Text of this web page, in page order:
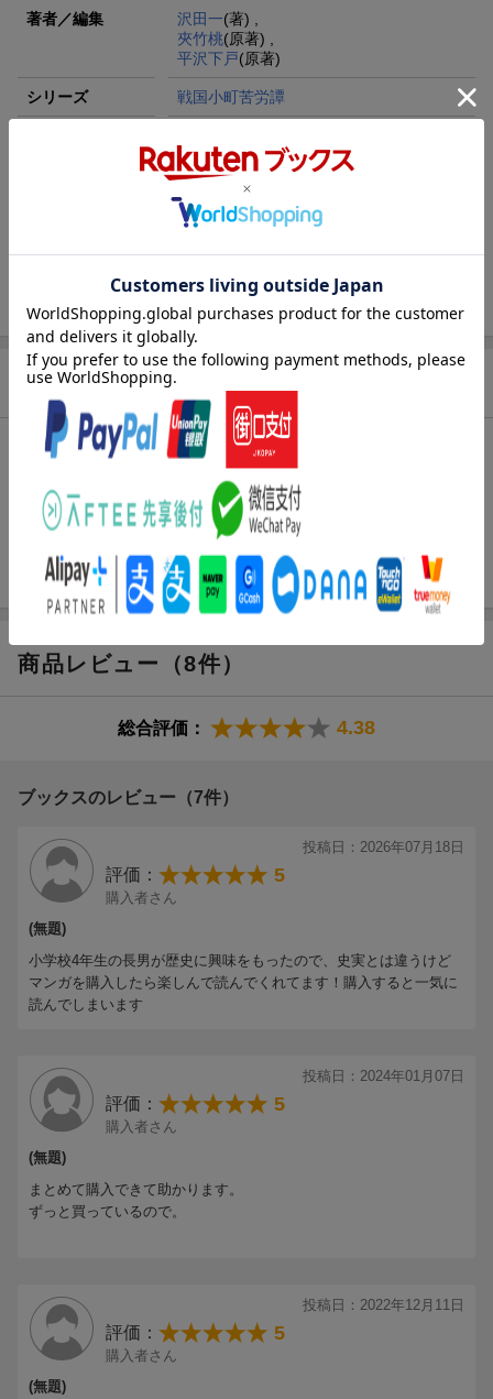
著者／編集 沢田一(著) ,
夾竹桃(原著) ,
平沢下戸(原著)
シリーズ 戦国小町苦労譚
アース・スターエンターテイメント
コミック
ページ数 160p
9784803014099
商品説明
内容紹介（JPROより）
足利義昭を奉じて上洛を果たした信長軍は、義昭が15代将軍とな
ったことを見届け岐阜に帰還。
一方静子は濃姫が連れてきた謎の料理人と面会する。そこには顔
見知りのあの顔が…⁉ 運命が交錯する第6巻！
商品レビュー（8件）
総合評価： 4.38
ブックスのレビュー（7件）
投稿日：2026年07月18日
評価： 5
購入者さん
(無題)
小学校4年生の長男が歴史に興味をもったので、史実とは違うけど
マンガを購入したら楽しんで読んでくれてます！購入すると一気に
読んでしまいます
投稿日：2024年01月07日
評価： 5
購入者さん
(無題)
まとめて購入できて助かります。
ずっと買っているので。
投稿日：2022年12月11日
評価： 5
購入者さん
(無題)